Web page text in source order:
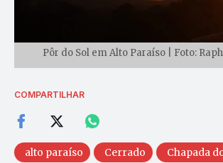
Pôr do Sol em Alto Paraíso | Foto:
COMPARTILHAR
alto paraíso Cerrado
Chapada